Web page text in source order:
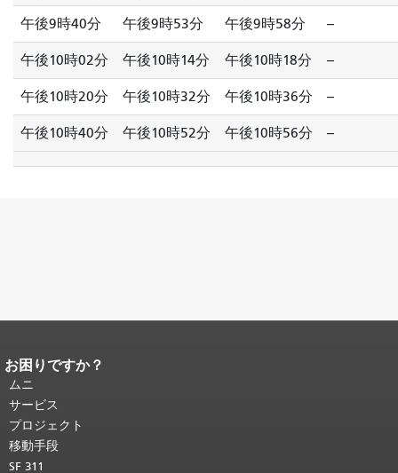
午後9時40分 午後9時53分 午後9時58分 --
午後10時02分 午後10時14分 午後10時18分 --
午後10時20分 午後10時32分 午後10時36分 --
午後10時40分 午後10時52分 午後10時56分 --
ページコンテンツの終わり。
ジの残りの部分はすべてのページで繰
り返されます。
頭に戻る。
お困りですか？
ムニ
サービス
プロジェクト
移動手段
SF 311